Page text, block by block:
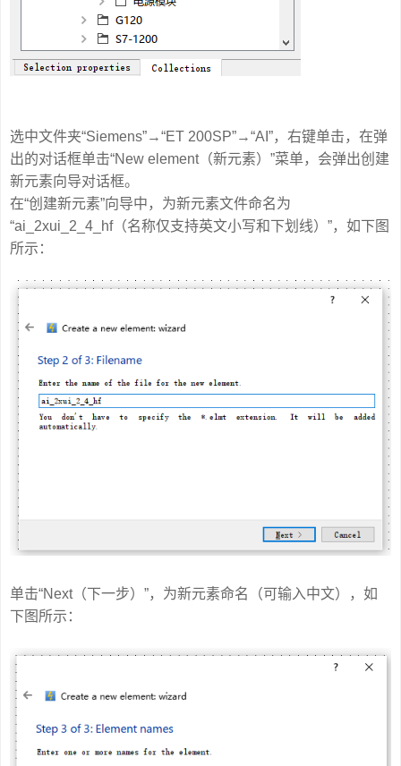
选中文件夹“Siemens”→“ET 200SP”→“AI”，右键单击，在弹
出的对话框单击“New element（新元素）”菜单，会弹出创建
新元素向导对话框。
在“创建新元素”向导中，为新元素文件命名为
“ai_2xui_2_4_hf（名称仅支持英文小写和下划线）”，如下图
所示：
单击“Next（下一步）”，为新元素命名（可输入中文），如
下图所示：